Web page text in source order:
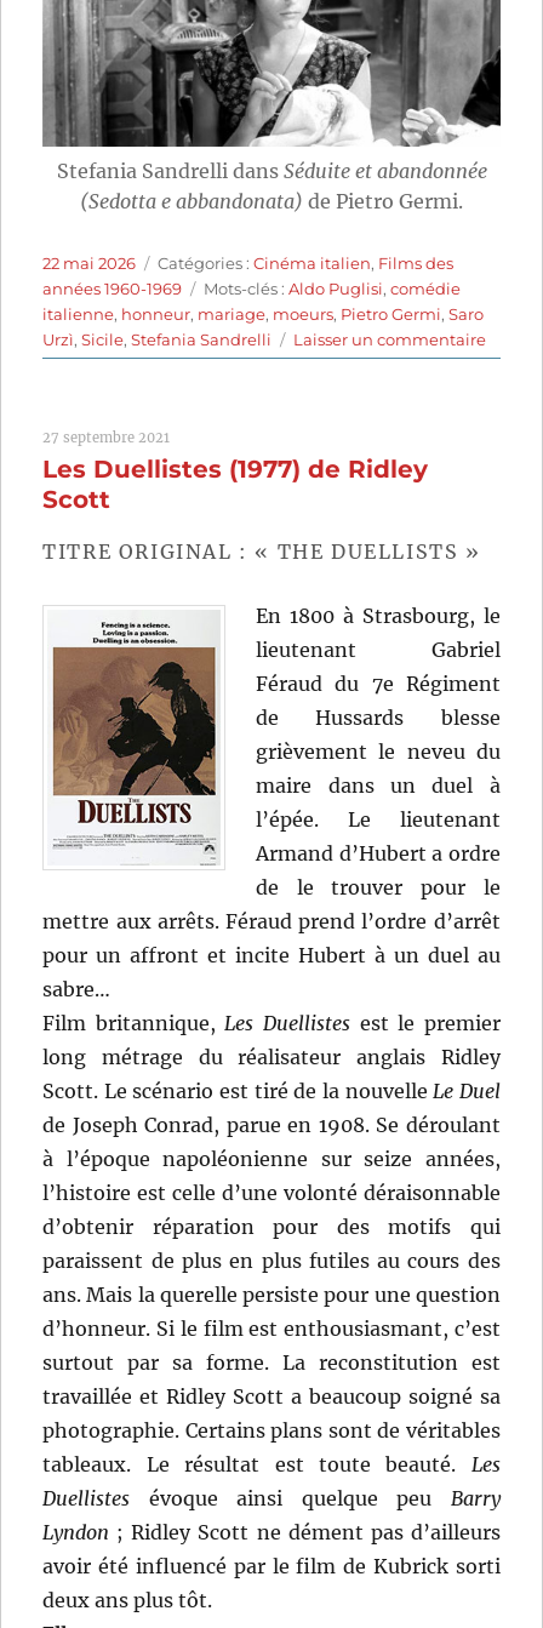
Stefania Sandrelli dans Séduite et abandonnée
(Sedotta e abbandonata) de Pietro Germi.
Publié
le
22 mai 2026 Catégories
Catégories :Cinéma italien, Films des
années 1960-1969
Étiquettes
Mots-clés :Aldo Puglisi,comédie
italienne, honneur, mariage, moeurs, Pietro Germi,Saro
Urzì,Sicile,Stefania Sandrelli Laisser un commentairesur
27 septembre 2021
Les Duellistes (1977) de Ridley
Scott
TITRE ORIGINAL : « THE DUELLISTS »
En 1800 à Strasbourg, le
lieutenant Gabriel
Féraud du 7e Régiment
de Hussards blesse
grièvement le neveu du
maire dans un duel à
l’épée. Le lieutenant
Armand d’Hubert a ordre
de le trouver pour le
mettre aux arrêts. Féraud prend l’ordre d’arrêt
pour un affront et incite Hubert à un duel au
sabre…
Film britannique, Les Duellistes est le premier
long métrage du réalisateur anglais Ridley
Scott. Le scénario est tiré de la nouvelle Le Duel
de Joseph Conrad, parue en 1908. Se déroulant
à l’époque napoléonienne sur seize années,
l’histoire est celle d’une volonté déraisonnable
d’obtenir réparation pour des motifs qui
paraissent de plus en plus futiles au cours des
ans. Mais la querelle persiste pour une question
d’honneur. Si le film est enthousiasmant, c’est
surtout par sa forme. La reconstitution est
travaillée et Ridley Scott a beaucoup soigné sa
photographie. Certains plans sont de véritables
tableaux. Le résultat est toute beauté. Les
Duellistes évoque ainsi quelque peu Barry
Lyndon ; Ridley Scott ne dément pas d’ailleurs
avoir été influencé par le film de Kubrick sorti
deux ans plus tôt.